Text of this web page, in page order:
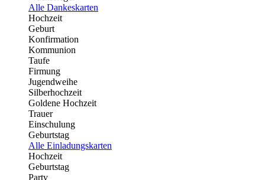
Alle Dankeskarten
Hochzeit
Geburt
Konfirmation
Kommunion
Taufe
Firmung
Jugendweihe
Silberhochzeit
Goldene Hochzeit
Trauer
Einschulung
Geburtstag
Alle Einladungskarten
Hochzeit
Geburtstag
Party